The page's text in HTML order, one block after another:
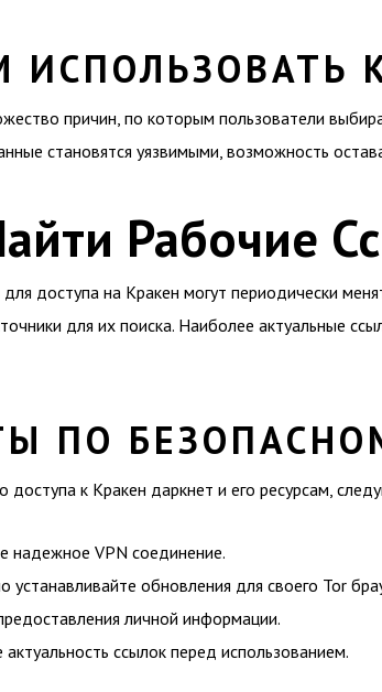
ИСПОЛЬЗОВАТЬ
причин, по которым пользователи
становятся уязвимыми, возможность
Рабочие
доступа на Кракен могут периодически
для их поиска. Наиболее актуальные
ПО
доступа к Кракен даркнет и его ресурсам,
надежное VPN соединение.
устанавливайте обновления для своего Tor
личной информации.
ссылок перед использованием.